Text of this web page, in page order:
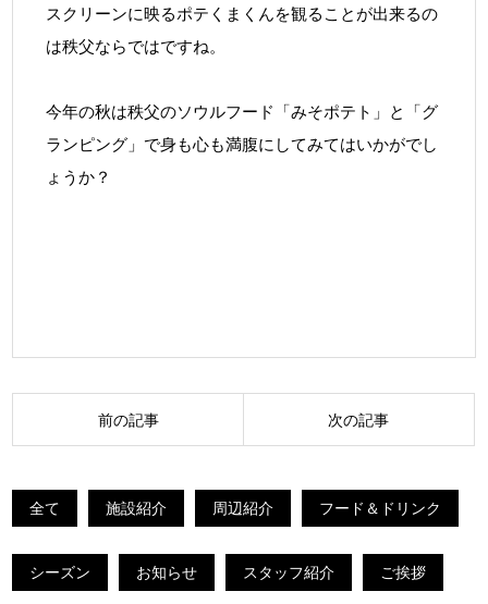
スクリーンに映るポテくまくんを観ることが出来るの
は秩父ならではですね。
今年の秋は秩父のソウルフード「みそポテト」と「グ
ランピング」で身も心も満腹にしてみてはいかがでし
ょうか？
稿
前の記事 次の記事
全て 施設紹介 周辺紹介 フード＆ドリンク
シーズン お知らせ スタッフ紹介 ご挨拶